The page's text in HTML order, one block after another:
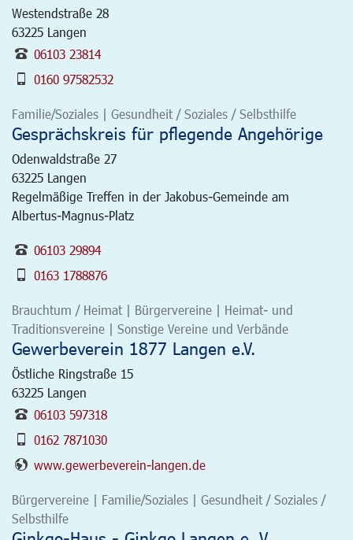
Westendstraße 28
63225 Langen
06103 23814
0160 97582532
Familie/Soziales | Gesundheit / Soziales / Selbsthilfe
Gesprächskreis für pflegende Angehörige
Odenwaldstraße 27
63225 Langen
Regelmäßige Treffen in der Jakobus-Gemeinde am
Albertus-Magnus-Platz
06103 29894
0163 1788876
Brauchtum / Heimat | Bürgervereine | Heimat- und
Traditionsvereine | Sonstige Vereine und Verbände
Gewerbeverein 1877 Langen e.V.
Östliche Ringstraße 15
63225 Langen
06103 597318
0162 7871030
www.gewerbeverein-langen.de
Bürgervereine | Familie/Soziales | Gesundheit / Soziales /
Selbsthilfe